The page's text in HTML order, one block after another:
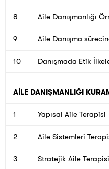
8 Aile Danışmanlığı
9 Aile Danışma
10 Danışmada Etik
AİLE DANIŞMANLIĞI
1 Yapısal Aile Terapisi
2 Aile Sistemleri
3 Stratejik Aile Terapisi